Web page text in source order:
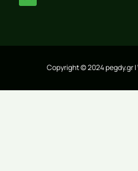
Copyright © 2024 pegdy.gr